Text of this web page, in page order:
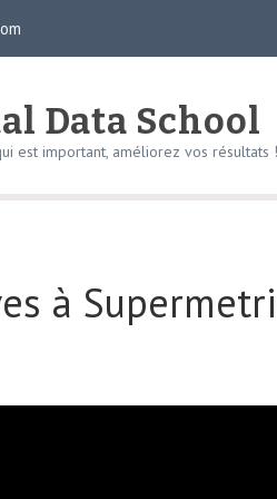
Data School
est important, améliorez vos résultats !
à